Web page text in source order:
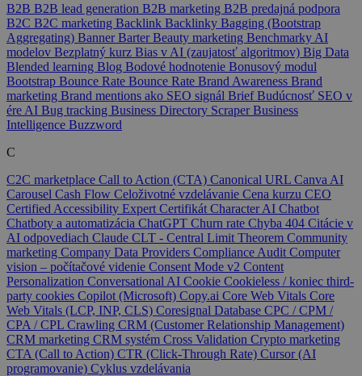
B2B B2B lead generation B2B marketing B2B predajná podpora
B2C B2C marketing Backlink Backlinky Bagging (Bootstrap
Aggregating) BannerBarterBeauty marketing Benchmarky AI
modelov Bezplatný kurz Bias v AI (zaujatosť algoritmov) Big Data
Blended learning Blog Bodové hodnotenie Bonusový modul
Bootstrap Bounce Rate Bounce Rate Brand Awareness Brand
marketing Brand mentions ako SEO signál BriefBudúcnosť SEO v
ére AI Bug tracking Business Directory ScraperBusiness
Intelligence Buzzword
C
C2C marketplace Call to Action (CTA) Canonical URL Canva AI
Carousel Cash Flow Celoživotné vzdelávanie Cena kurzu CEO
Certified Accessibility Expert Certifikát Character AI Chatbot
Chatboty a automatizácia ChatGPT Churn rate Chyba 404 Citácie v
AI odpovediach Claude CLT - Central Limit Theorem Community
marketing Company Data Providers Compliance Audit Computer
vision – počítačové videnie Consent Mode v2 Content
Personalization Conversational AI Cookie Cookieless / koniec third-
party cookies Copilot (Microsoft) Copy.ai Core Web Vitals Core
Web Vitals (LCP, INP, CLS) Coresignal Database CPC / CPM /
CPA / CPL Crawling CRM (Customer Relationship Management)
CRM marketing CRM systém Cross Validation Crypto marketing
CTA (Call to Action) CTR (Click-Through Rate) Cursor (AI
programovanie) Cyklus vzdelávania